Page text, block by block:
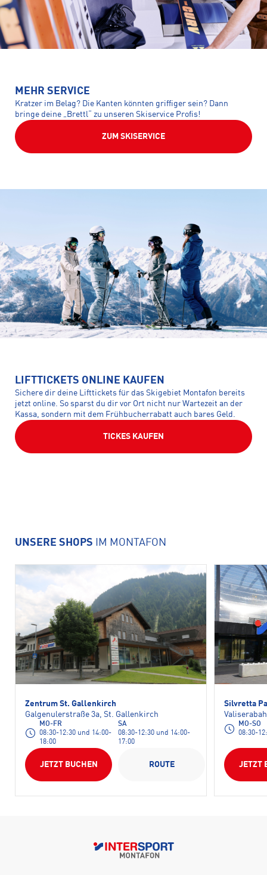
MEHR SERVICE
Kratzer im Belag? Die Kanten könnten griffiger sein? Dann
bringe deine „Brettl“ zu unseren Skiservice Profis!
ZUM SKISERVICE
LIFTTICKETS ONLINE KAUFEN
Sichere dir deine Lifttickets für das Skigebiet Montafon bereits
jetzt online. So sparst du dir vor Ort nicht nur Wartezeit an der
Kassa, sondern mit dem Frühbucherrabatt auch bares Geld.
TICKES KAUFEN
UNSERE SHOPS IM MONTAFON
Zentrum St. Gallenkirch
Galgenulerstraße 3a, St. Gallenkirch
MO-FR
08:30-12:30 und 14:00-
18:00
SA
08:30-12:30 und 14:00-
17:00
JETZT BUCHEN ROUTE
Silvretta
MO-SO
08:30-
JETZT